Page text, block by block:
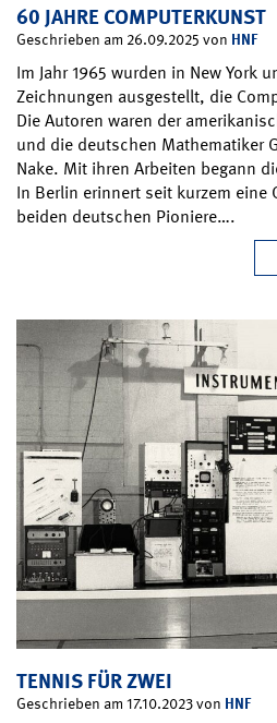
60 JAHRE COMPUTERKUNST
Geschrieben am 26.09.2025 von HNF
Im Jahr 1965 wurden in New York
Zeichnungen ausgestellt, die
Die Autoren waren der
und die deutschen Mathematiker
Nake. Mit ihren Arbeiten begann
In Berlin erinnert seit kurzem eine
beiden deutschen Pioniere….
TENNIS FÜR ZWEI
Geschrieben am 17.10.2023 von HNF